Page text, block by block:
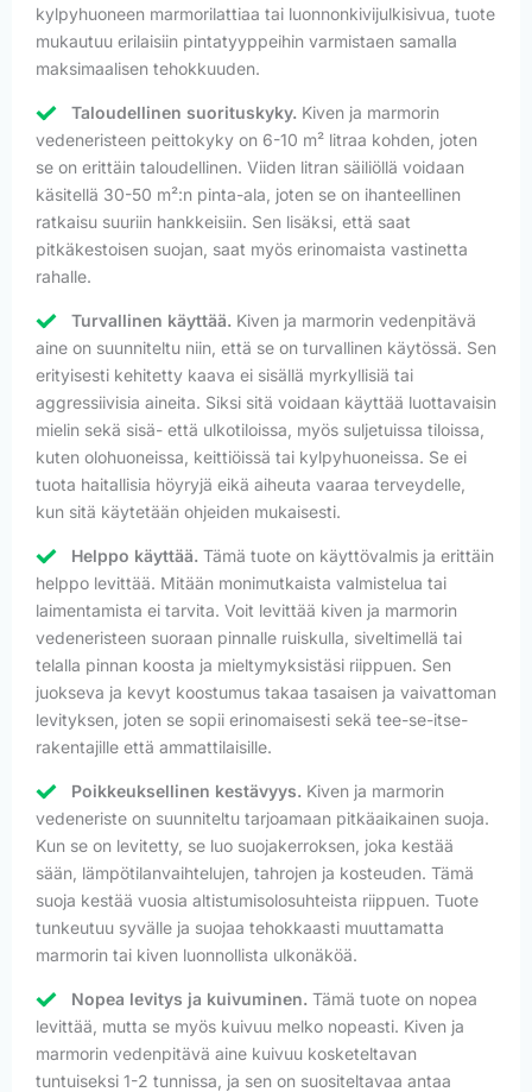
kylpyhuoneen marmorilattiaa tai luonnonkivijulkisivua, tuote
mukautuu erilaisiin pintatyyppeihin varmistaen samalla
maksimaalisen tehokkuuden.
Taloudellinen suorituskyky. Kiven ja marmorin
vedeneristeen peittokyky on 6-10 m² litraa kohden, joten
se on erittäin taloudellinen. Viiden litran säiliöllä voidaan
käsitellä 30-50 m²:n pinta-ala, joten se on ihanteellinen
ratkaisu suuriin hankkeisiin. Sen lisäksi, että saat
pitkäkestoisen suojan, saat myös erinomaista vastinetta
rahalle.
Turvallinen käyttää. Kiven ja marmorin vedenpitävä
aine on suunniteltu niin, että se on turvallinen käytössä. Sen
erityisesti kehitetty kaava ei sisällä myrkyllisiä tai
aggressiivisia aineita. Siksi sitä voidaan käyttää luottavaisin
mielin sekä sisä- että ulkotiloissa, myös suljetuissa tiloissa,
kuten olohuoneissa, keittiöissä tai kylpyhuoneissa. Se ei
tuota haitallisia höyryjä eikä aiheuta vaaraa terveydelle,
kun sitä käytetään ohjeiden mukaisesti.
Helppo käyttää. Tämä tuote on käyttövalmis ja erittäin
helppo levittää. Mitään monimutkaista valmistelua tai
laimentamista ei tarvita. Voit levittää kiven ja marmorin
vedeneristeen suoraan pinnalle ruiskulla, siveltimellä tai
telalla pinnan koosta ja mieltymyksistäsi riippuen. Sen
juokseva ja kevyt koostumus takaa tasaisen ja vaivattoman
levityksen, joten se sopii erinomaisesti sekä tee-se-itse-
rakentajille että ammattilaisille.
Poikkeuksellinen kestävyys. Kiven ja marmorin
vedeneriste on suunniteltu tarjoamaan pitkäaikainen suoja.
Kun se on levitetty, se luo suojakerroksen, joka kestää
sään, lämpötilanvaihtelujen, tahrojen ja kosteuden. Tämä
suoja kestää vuosia altistumisolosuhteista riippuen. Tuote
tunkeutuu syvälle ja suojaa tehokkaasti muuttamatta
marmorin tai kiven luonnollista ulkonäköä.
Nopea levitys ja kuivuminen. Tämä tuote on nopea
levittää, mutta se myös kuivuu melko nopeasti. Kiven ja
marmorin vedenpitävä aine kuivuu kosketeltavan
tuntuiseksi 1-2 tunnissa, ja sen on suositeltavaa antaa